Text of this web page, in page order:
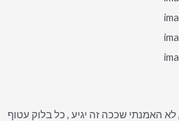
לא האמנתי שככה זה יגיע , כל בלוק עטוף